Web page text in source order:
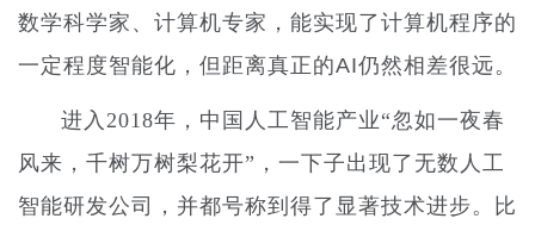
数学科学家、计算机专家，能实现了计算机程序的
一定程度智能化，但距离真正的AI仍然相差很远。
进入2018年，中国人工智能产业“忽如一夜春
风来，千树万树梨花开”，一下子出现了无数人工
智能研发公司，并都号称到得了显著技术进步。比